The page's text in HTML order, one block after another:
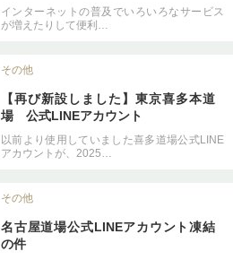
インターネットの普及でいろいろなサービス
が増えたりして便利…
その他
【再び新設しました】東京喜多本道
場 公式LINEアカウント
以前より使用していました喜多道場公式LINE
アカウントが、2025…
その他
名古屋道場公式LINEアカウント凍結
の件